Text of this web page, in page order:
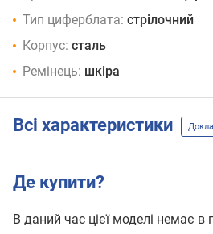
Тип циферблата: стрілочний
Корпус: сталь
Ремінець: шкіра
Всі характеристики
Де купити?
В даний час цієї моделі немає в